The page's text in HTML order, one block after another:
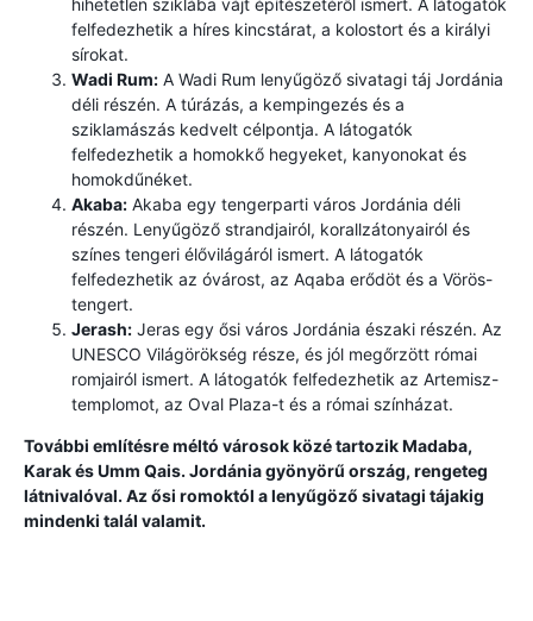
hihetetlen sziklába vájt építészetéről ismert. A látogatók
felfedezhetik a híres kincstárat, a kolostort és a királyi
sírokat.
Wadi Rum: A Wadi Rum lenyűgöző sivatagi táj Jordánia
déli részén. A túrázás, a kempingezés és a
sziklamászás kedvelt célpontja. A látogatók
felfedezhetik a homokkő hegyeket, kanyonokat és
homokdűnéket.
Akaba: Akaba egy tengerparti város Jordánia déli
részén. Lenyűgöző strandjairól, korallzátonyairól és
színes tengeri élővilágáról ismert. A látogatók
felfedezhetik az óvárost, az Aqaba erődöt és a Vörös-
tengert.
Jerash: Jeras egy ősi város Jordánia északi részén. Az
UNESCO Világörökség része, és jól megőrzött római
romjairól ismert. A látogatók felfedezhetik az Artemisz-
templomot, az Oval Plaza-t és a római színházat.
További említésre méltó városok közé tartozik Madaba,
Karak és Umm Qais. Jordánia gyönyörű ország, rengeteg
látnivalóval. Az ősi romoktól a lenyűgöző sivatagi tájakig
mindenki talál valamit.